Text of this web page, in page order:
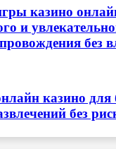
казино
и
без
казино для
без